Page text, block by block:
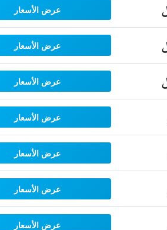
عرض الأسعار
عرض الأسعار
عرض الأسعار
عرض الأسعار
عرض الأسعار
عرض الأسعار
عرض الأسعار